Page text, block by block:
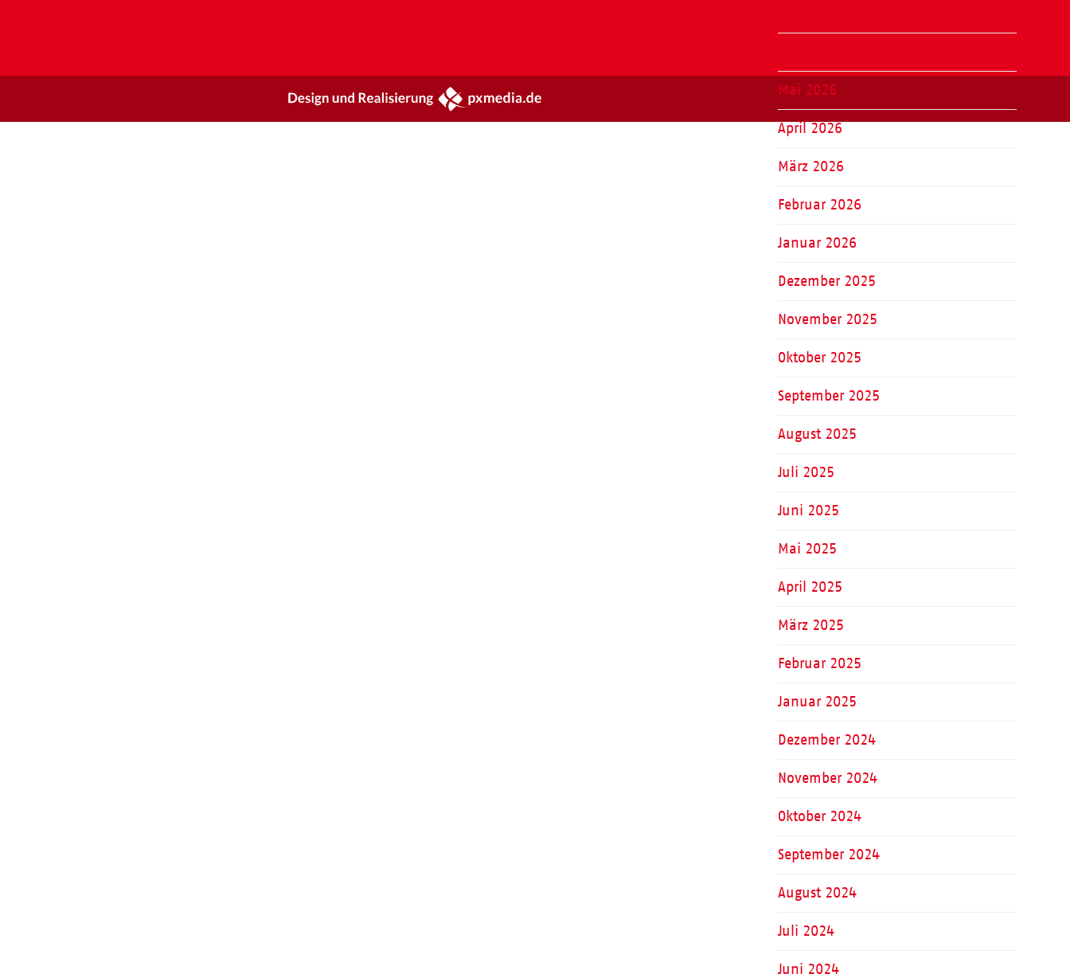
Mai 2026
April 2026
März 2026
Februar 2026
Januar 2026
Dezember 2025
November 2025
Oktober 2025
September 2025
August 2025
Juli 2025
Juni 2025
Mai 2025
April 2025
März 2025
Februar 2025
Januar 2025
Dezember 2024
November 2024
Oktober 2024
September 2024
August 2024
Juli 2024
Juni 2024